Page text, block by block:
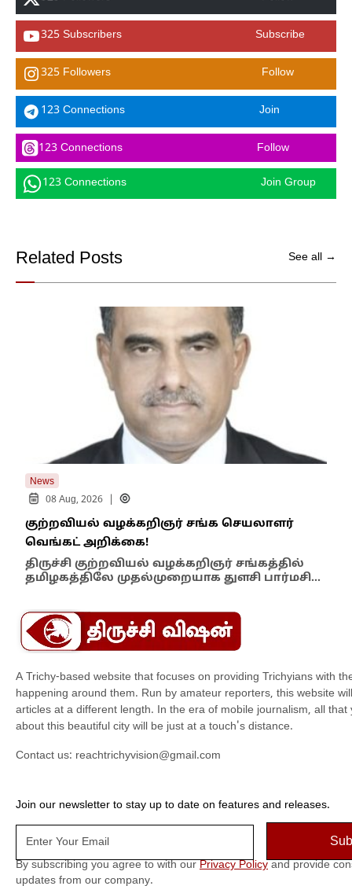
325 Subscribers Subscribe
325 Followers Follow
123 Connections Join
123 Connections Follow
123 Connections Join Group
Related Posts See all →
News
08 Aug, 2026
குற்றவியல் வழக்கறிஞர் சங்க செயலாளர்
வெங்கட் அறிக்கை!
திருச்சி குற்றவியல் வழக்கறிஞர் சங்கத்தில்
தமிழகத்திலே முதல்முறையாக துளசி பார்மசி…
A Trichy-based website that focuses on providing Trichyians with
happening around them. Run by amateur reporters, this website
articles at a different length. In the era of mobile journalism, all that
about this beautiful city will be just at a touch's distance.
Contact us: reachtrichyvision@gmail.com
Join our newsletter to stay up to date on features and releases.
By subscribing you agree to with our Privacy Policy and provide
updates from our company.